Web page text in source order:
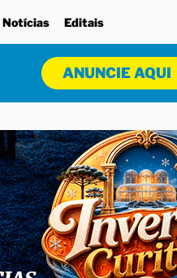
Notícias Editais
ANUNCIE AQUI